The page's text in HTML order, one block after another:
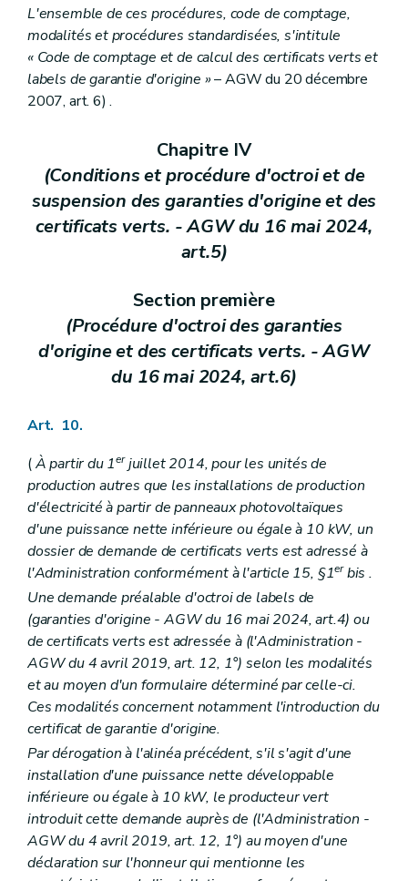
L'ensemble de ces procédures, code de comptage,
modalités et procédures standardisées, s'intitule
« Code de comptage et de calcul des certificats verts et
labels de garantie d'origine »– AGW du 20 décembre
2007, art. 6) .
Chapitre IV
(Conditions et procédure d'octroi et de
suspension des garanties d'origine et des
certificats verts. - AGW du 16 mai 2024,
art.5)
Section première
(Procédure d'octroi des garanties
d'origine et des certificats verts. - AGW
du 16 mai 2024, art.6)
Art. 10.
(À partir du 1erjuillet 2014, pour les unités de
production autres que les installations de production
d'électricité à partir de panneaux photovoltaïques
d'une puissance nette inférieure ou égale à 10 kW, un
dossier de demande de certificats verts est adressé à
l'Administration conformément à l'article 15, §1er bis .
Une demande préalable d'octroi de labels de
(garanties d'origine - AGW du 16 mai 2024, art.4) ou
de certificats verts est adressée à (l'Administration -
AGW du 4 avril 2019, art. 12, 1°) selon les modalités
et au moyen d'un formulaire déterminé par celle-ci.
Ces modalités concernent notamment l'introduction du
certificat de garantie d'origine.
Par dérogation à l'alinéa précédent, s'il s'agit d'une
installation d'une puissance nette développable
inférieure ou égale à 10 kW, le producteur vert
introduit cette demande auprès de (l'Administration -
AGW du 4 avril 2019, art. 12, 1°) au moyen d'une
déclaration sur l'honneur qui mentionne les